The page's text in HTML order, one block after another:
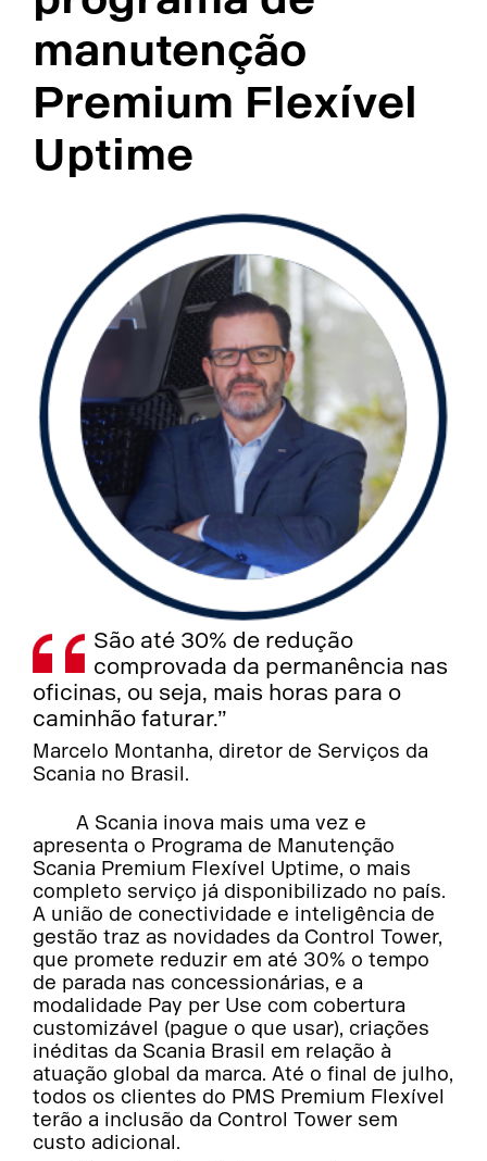
manutenção
Premium Flexível
Uptime
São até 30% de redução
comprovada da permanência nas
oficinas, ou seja, mais horas para o
caminhão faturar.”
Marcelo Montanha, diretor de Serviços da
Scania no Brasil.
A Scania inova mais uma vez e
apresenta o Programa de Manutenção
Scania Premium Flexível Uptime, o mais
completo serviço já disponibilizado no país.
A união de conectividade e inteligência de
gestão traz as novidades da Control Tower,
que promete reduzir em até 30% o tempo
de parada nas concessionárias, e a
modalidade Pay per Use com cobertura
customizável (pague o que usar), criações
inéditas da Scania Brasil em relação à
atuação global da marca. Até o final de julho,
todos os clientes do PMS Premium Flexível
terão a inclusão da Control Tower sem
custo adicional.